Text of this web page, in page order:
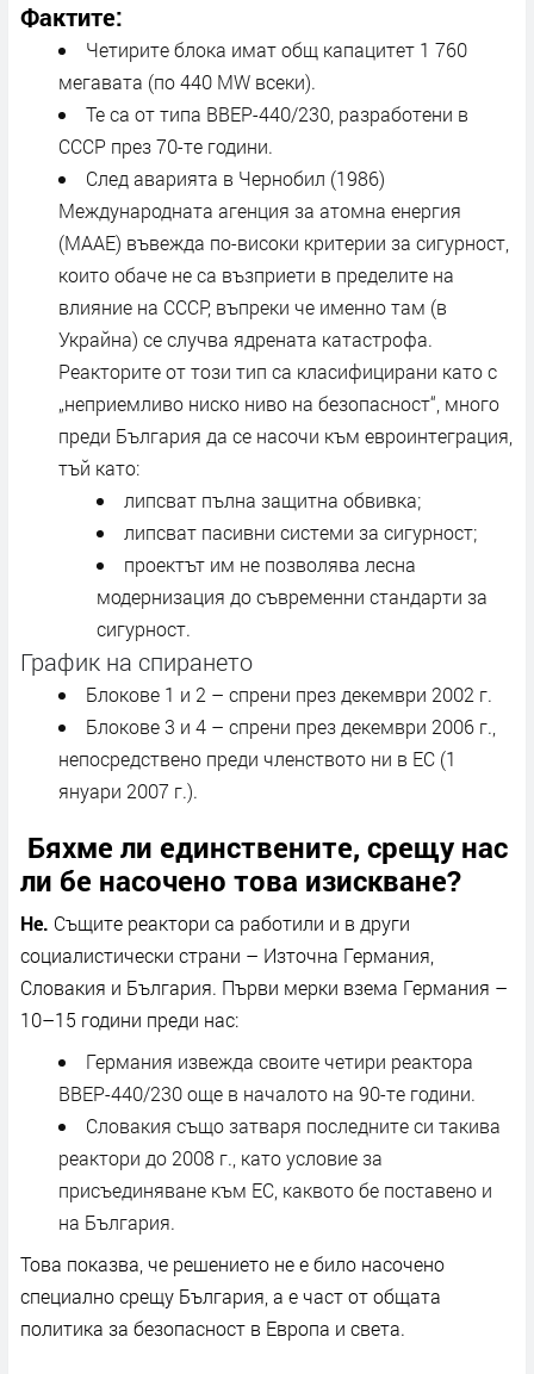
Фактите:
Четирите блока имат общ капацитет 1 760
мегавата (по 440 MW всеки).
Те са от типа ВВЕР-440/230, разработени в
СССР през 70-те години.
След аварията в Чернобил (1986)
Международната агенция за атомна енергия
(МААЕ) въвежда по-високи критерии за сигурност,
които обаче не са възприети в пределите на
влияние на СССР, въпреки че именно там (в
Украйна) се случва ядрената катастрофа.
Реакторите от този тип са класифицирани като с
„неприемливо ниско ниво на безопасност“, много
преди България да се насочи към евроинтеграция,
тъй като:
липсват пълна защитна обвивка;
липсват пасивни системи за сигурност;
проектът им не позволява лесна
модернизация до съвременни стандарти за
сигурност.
График на спирането
Блокове 1 и 2 – спрени през декември 2002 г.
Блокове 3 и 4 – спрени през декември 2006 г.,
непосредствено преди членството ни в ЕС (1
януари 2007 г.).
Бяхме ли единствените, срещу нас
ли бе насочено това изискване?
Не. Същите реактори са работили и в други
социалистически страни – Източна Германия,
Словакия и България. Първи мерки взема Германия –
10–15 години преди нас:
Германия извежда своите четири реактора
ВВЕР-440/230 още в началото на 90-те години.
Словакия също затваря последните си такива
реактори до 2008 г., като условие за
присъединяване към ЕС, каквото бе поставено и
на България.
Това показва, че решението не е било насочено
специално срещу България, а е част от общата
политика за безопасност в Европа и света.